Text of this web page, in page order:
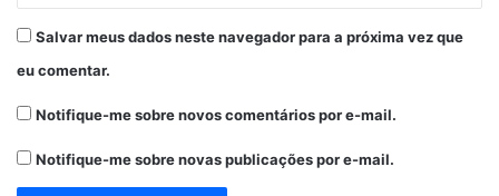
Salvar meus dados neste navegador para a próxima vez que
eu comentar.
Notifique-me sobre novos comentários por e-mail.
Notifique-me sobre novas publicações por e-mail.